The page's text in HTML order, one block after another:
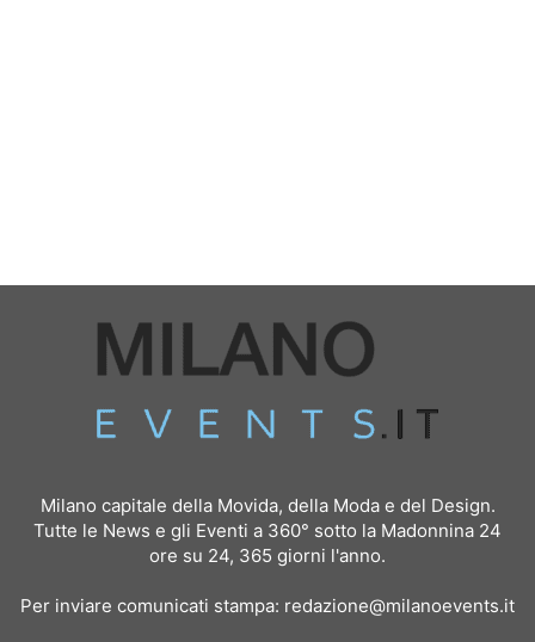
Milano capitale della Movida, della Moda e del Design.
Tutte le News e gli Eventi a 360° sotto la Madonnina 24
ore su 24, 365 giorni l'anno.
Per inviare comunicati stampa: redazione@milanoevents.it